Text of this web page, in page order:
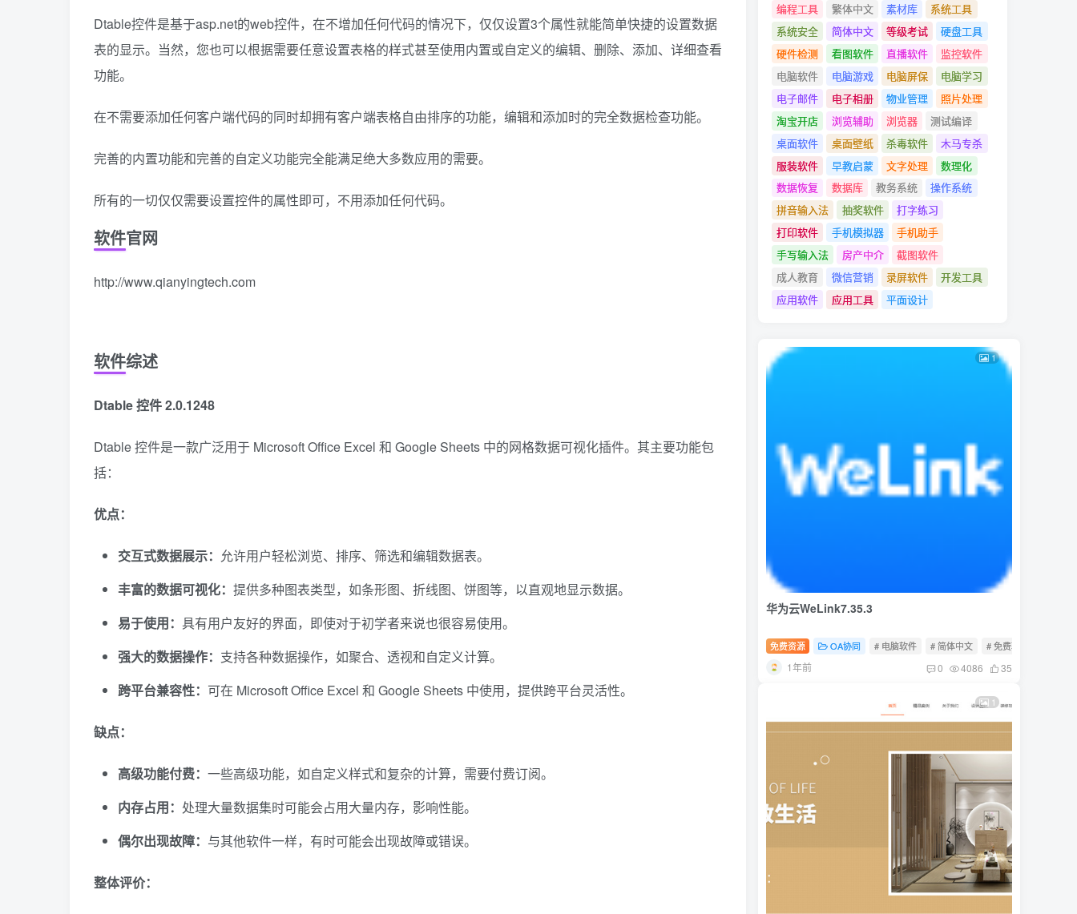
Dtable控件是基于asp.net的web控件，在不增加任何代码的情况下，仅仅设置3个属性就能简单快捷的设置数据
表的显示。当然，您也可以根据需要任意设置表格的样式甚至使用内置或自定义的编辑、删除、添加、详细查看
功能。
在不需要添加任何客户端代码的同时却拥有客户端表格自由排序的功能，编辑和添加时的完全数据检查功能。
完善的内置功能和完善的自定义功能完全能满足绝大多数应用的需要。
所有的一切仅仅需要设置控件的属性即可，不用添加任何代码。
软件官网
http://www.qianyingtech.com
软件综述
Dtable 控件 2.0.1248
Dtable 控件是一款广泛用于 Microsoft Office Excel 和 Google Sheets 中的网格数据可视化插件。其主要功能包
括：
优点：
交互式数据展示： 允许用户轻松浏览、排序、筛选和编辑数据表。
丰富的数据可视化： 提供多种图表类型，如条形图、折线图、饼图等，以直观地显示数据。
易于使用： 具有用户友好的界面，即使对于初学者来说也很容易使用。
强大的数据操作： 支持各种数据操作，如聚合、透视和自定义计算。
跨平台兼容性： 可在 Microsoft Office Excel 和 Google Sheets 中使用，提供跨平台灵活性。
缺点：
高级功能付费： 一些高级功能，如自定义样式和复杂的计算，需要付费订阅。
内存占用： 处理大量数据集时可能会占用大量内存，影响性能。
偶尔出现故障： 与其他软件一样，有时可能会出现故障或错误。
整体评价：
编程工具
繁体中文 素材库
系统工具
系统安全
简体中文 等级考试
硬盘工具
硬件检测
看图软件 直播软件
监控软件
电脑软件
电脑游戏 电脑屏保
电脑学习
电子邮件
电子相册 物业管理
照片处理
淘宝开店
浏览辅助 浏览器
测试编译
桌面软件
桌面壁纸 杀毒软件
木马专杀
服装软件
早教启蒙 文字处理
数理化
数据恢复
数据库 教务系统
操作系统
拼音输入法
抽奖软件
打字练习
打印软件
手机模拟器
手机助手
手写输入法
房产中介
截图软件
成人教育
微信营销 录屏软件
开发工具
应用软件
应用工具 平面设计
1
华为云WeLink7.35.3
免费资源 OA协同 # 电脑软件 # 简体中文 # 免费软件
1年前 0 4086 35
1